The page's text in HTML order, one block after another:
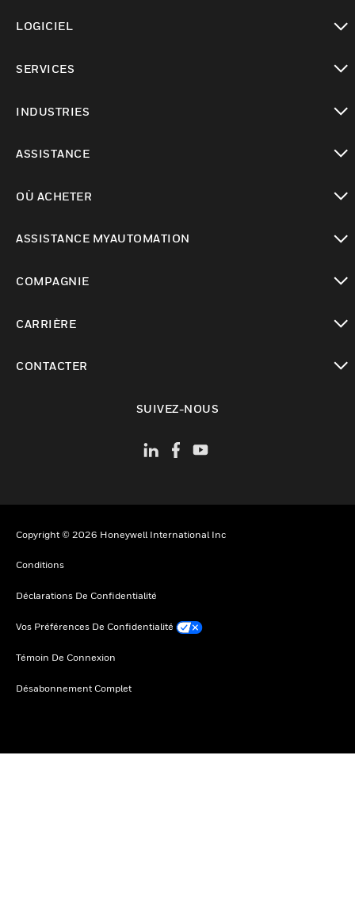
LOGICIEL
SERVICES
INDUSTRIES
ASSISTANCE
OÙ ACHETER
ASSISTANCE MYAUTOMATION
COMPAGNIE
CARRIÈRE
CONTACTER
SUIVEZ-NOUS
Copyright © 2026 Honeywell International Inc
Conditions
Déclarations De Confidentialité
Vos Préférences De Confidentialité
Témoin De Connexion
Désabonnement Complet